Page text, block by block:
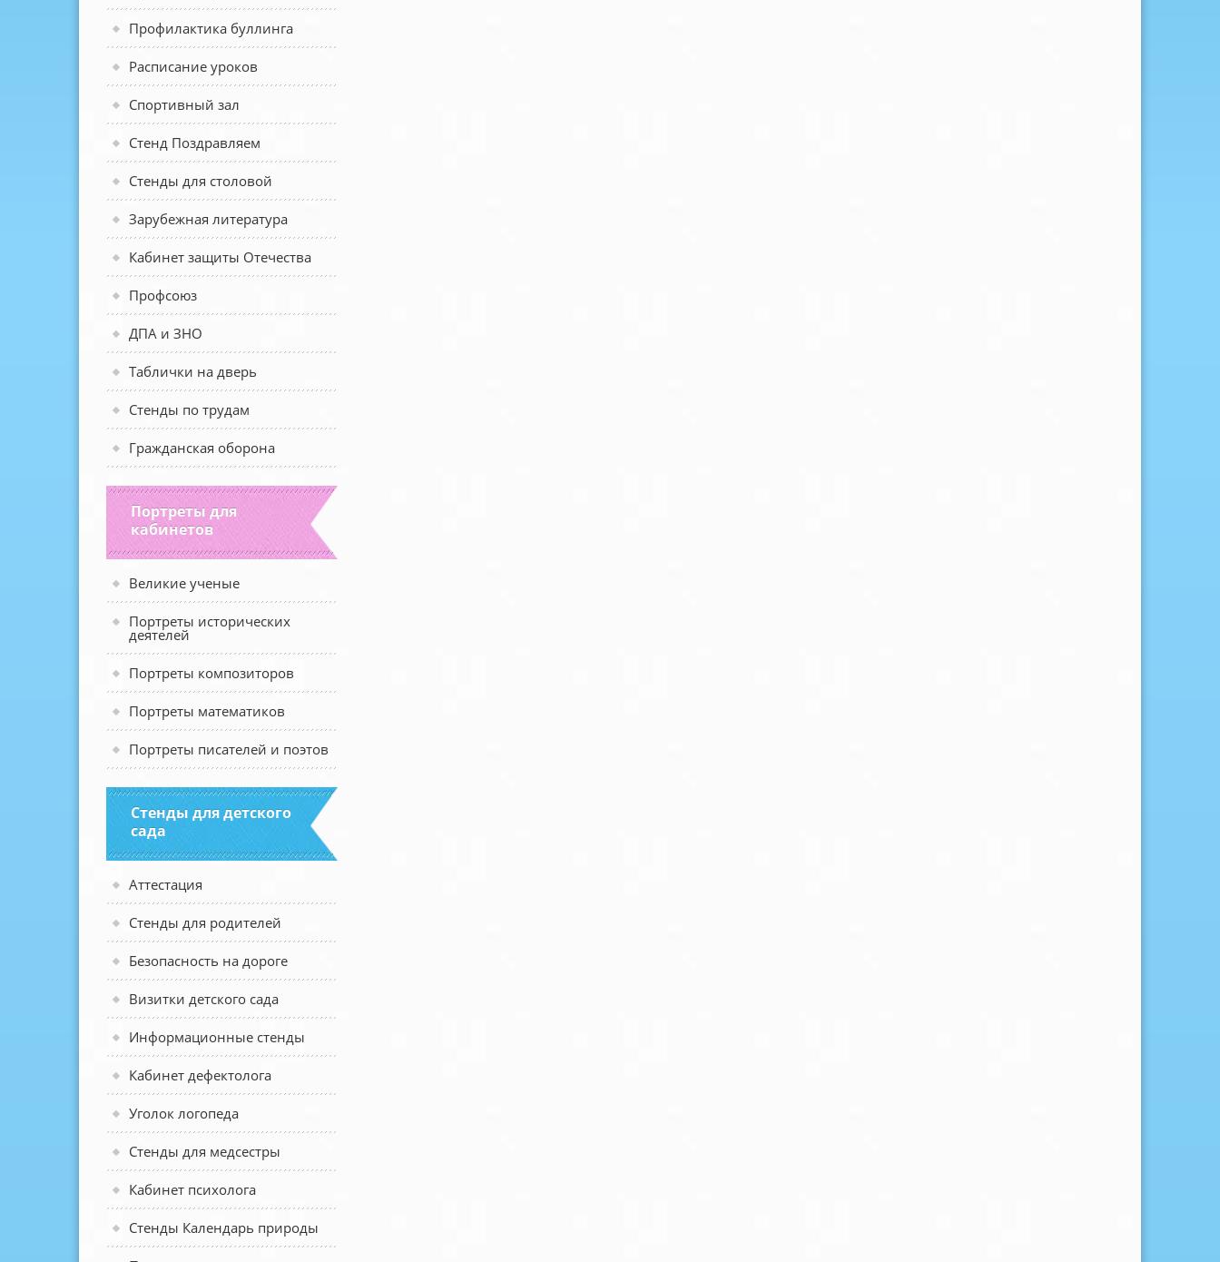
Профилактика буллинга
Расписание уроков
Спортивный зал
Стенд Поздравляем
Стенды для столовой
Зарубежная литература
Кабинет защиты Отечества
Профсоюз
ДПА и ЗНО
Таблички на дверь
Стенды по трудам
Гражданская оборона
Портреты для
кабинетов
Великие ученые
Портреты исторических
деятелей
Портреты композиторов
Портреты математиков
Портреты писателей и поэтов
Стенды для детского
сада
Аттестация
Стенды для родителей
Безопасность на дороге
Визитки детского сада
Информационные стенды
Кабинет дефектолога
Уголок логопеда
Стенды для медсестры
Кабинет психолога
Стенды Календарь природы